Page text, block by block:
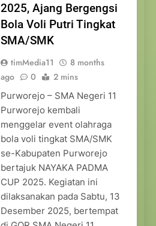
2025, Ajang Bergengsi
Bola Voli Putri Tingkat
SMA/SMK
timMedia11
8 months
ago
0 2 mins
Purworejo – SMA Negeri 11
Purworejo kembali
menggelar event olahraga
bola voli tingkat SMA/SMK
se-Kabupaten Purworejo
bertajuk NAYAKA PADMA
CUP 2025. Kegiatan ini
dilaksanakan pada Sabtu, 13
Desember 2025, bertempat